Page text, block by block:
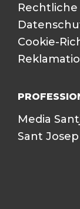
Rechtliche
Cookie-
Media
Sant